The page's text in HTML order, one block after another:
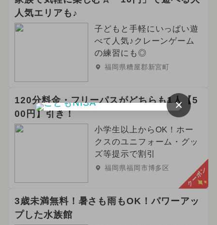
人気エリアも♪
子どもと手軽にいっぱい遊
べて人気♪クレーンゲーム
の練習にも◎
福岡県糟屋郡新宮町
120分料金・フリーパスがどちらも1人【5
00円】引き！
小学生以上からOK！ホー
クスのユニフォーム・グッ
ズ等提示で割引
福岡県福岡市博多区 クーポン
3歳未満無料！暑さも雨もOK！パワーアッ
プした水族館
×